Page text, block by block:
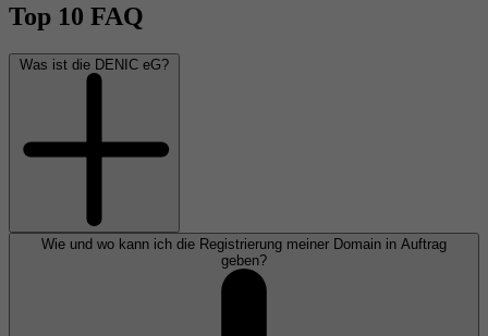
Top 10 FAQ
Was ist die DENIC eG?
Wie und wo kann ich die Registrierung meiner Domain in Auftrag
geben?